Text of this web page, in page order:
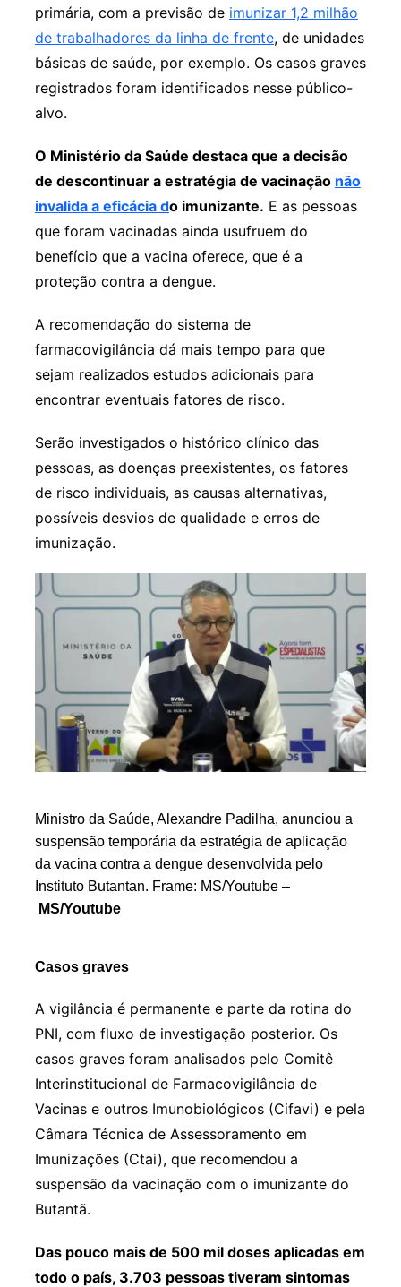
primária, com a previsão de imunizar 1,2 milhão
de trabalhadores da linha de frente, de unidades
básicas de saúde, por exemplo. Os casos graves
registrados foram identificados nesse público-
alvo.
O Ministério da Saúde destaca que a decisão
de descontinuar a estratégia de vacinação não
invalida a eficácia do imunizante. E as pessoas
que foram vacinadas ainda usufruem do
benefício que a vacina oferece, que é a
proteção contra a dengue.
A recomendação do sistema de
farmacovigilância dá mais tempo para que
sejam realizados estudos adicionais para
encontrar eventuais fatores de risco.
Serão investigados o histórico clínico das
pessoas, as doenças preexistentes, os fatores
de risco individuais, as causas alternativas,
possíveis desvios de qualidade e erros de
imunização.
Ministro da Saúde, Alexandre Padilha, anunciou a
suspensão temporária da estratégia de aplicação
da vacina contra a dengue desenvolvida pelo
Instituto Butantan. Frame: MS/Youtube –
MS/Youtube
Casos graves
A vigilância é permanente e parte da rotina do
PNI, com fluxo de investigação posterior. Os
casos graves foram analisados pelo Comitê
Interinstitucional de Farmacovigilância de
Vacinas e outros Imunobiológicos (Cifavi) e pela
Câmara Técnica de Assessoramento em
Imunizações (Ctai), que recomendou a
suspensão da vacinação com o imunizante do
Butantã.
Das pouco mais de 500 mil doses aplicadas em
todo o país, 3.703 pessoas tiveram sintomas